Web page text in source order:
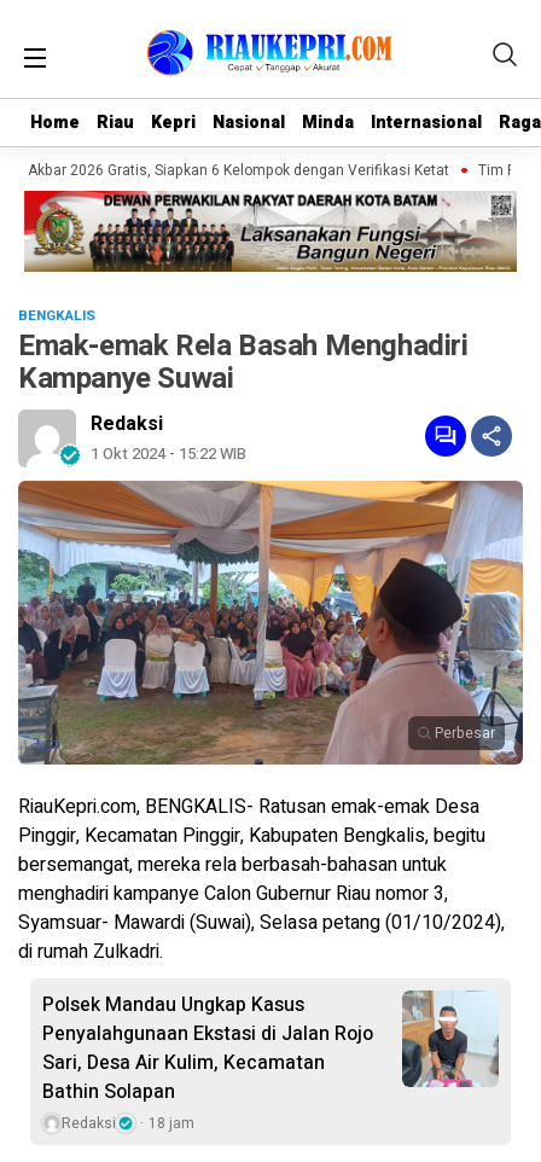
Home Riau Kepri Nasional Minda Internasional
Home Riau Kepri Nasional Minda Internasional
Akbar 2026 Gratis, Siapkan 6 Kelompok dengan Verifikasi Ketat Tim PKM
BENGKALIS
Emak-emak Rela Basah Menghadiri
Kampanye Suwai
Redaksi
1 Okt 2024 - 15:22 WIB
Perbesar
RiauKepri.com, BENGKALIS- Ratusan emak-emak Desa
Pinggir, Kecamatan Pinggir, Kabupaten Bengkalis, begitu
bersemangat, mereka rela berbasah-bahasan untuk
menghadiri kampanye Calon Gubernur Riau nomor 3,
Syamsuar- Mawardi (Suwai), Selasa petang (01/10/2024),
di rumah Zulkadri.
Polsek Mandau Ungkap Kasus
Penyalahgunaan Ekstasi di Jalan Rojo
Sari, Desa Air Kulim, Kecamatan
Bathin Solapan
Redaksi 18 jam